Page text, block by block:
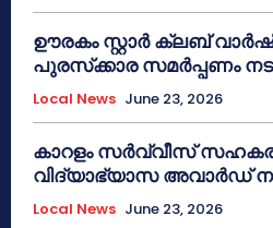
ഊരകം സ്റ്റാർ ക്ലബ്
പുരസ്‌ക്കാര സമർപ്പണം
Local News June 23, 2026
കാറളം സർവ്വീസ്
വിദ്യാഭ്യാസ അവാർഡ്
Local News June 23, 2026